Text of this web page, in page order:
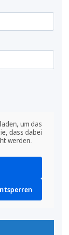
um das
dass dabei
werden.